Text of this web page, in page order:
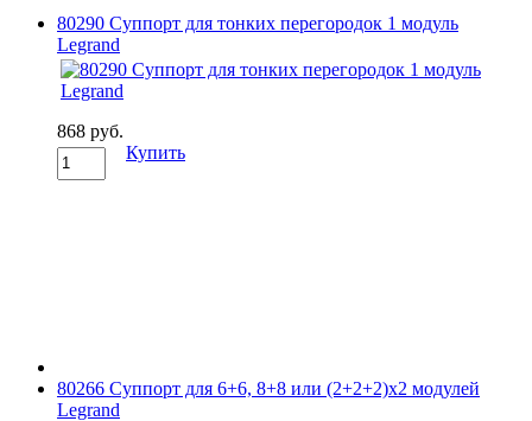
80290 Суппорт для тонких перегородок 1 модуль
Legrand
868 руб.
Купить
80266 Суппорт для 6+6, 8+8 или (2+2+2)х2 модулей
Legrand